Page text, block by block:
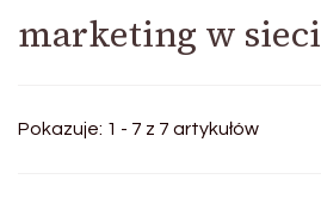
marketing w sieci
Pokazuje: 1 - 7 z 7 artykułów